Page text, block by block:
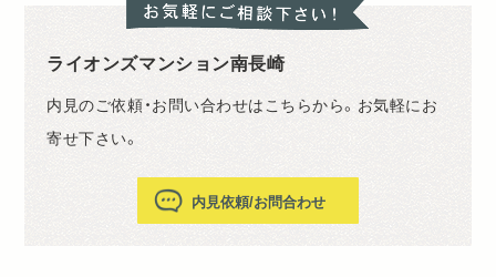
ライオンズマンション南長崎
内見のご依頼・お問い合わせはこちらから。お気軽にお
寄せ下さい。
内見依頼/お問合わせ